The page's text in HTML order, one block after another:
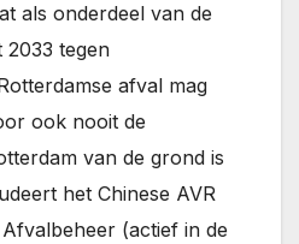
als onderdeel van de
2033 tegen
afval mag
ook nooit de
van de grond is
het Chinese AVR
(actief in de